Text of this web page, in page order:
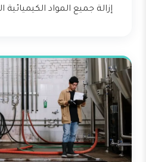
إزالة جميع المواد